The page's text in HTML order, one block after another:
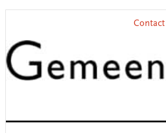
Skip
primary
navigation
Skip
content
Skip
primary
sidebar
Skip
footer
Contact